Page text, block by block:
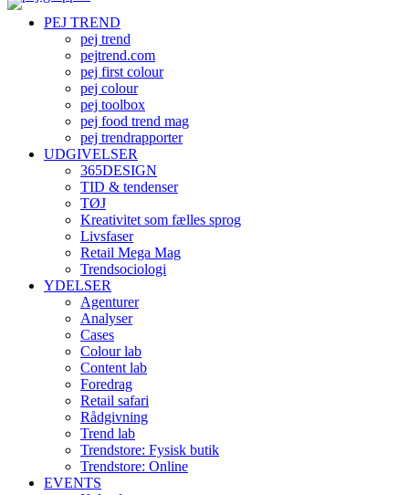
PEJ TREND
pej trend
pejtrend.com
pej first colour
pej colour
pej toolbox
pej food trend mag
pej trendrapporter
UDGIVELSER
365DESIGN
TID & tendenser
TØJ
Kreativitet som fælles sprog
Livsfaser
Retail Mega Mag
Trendsociologi
YDELSER
Agenturer
Analyser
Cases
Colour lab
Content lab
Foredrag
Retail safari
Rådgivning
Trend lab
Trendstore: Fysisk butik
Trendstore: Online
EVENTS